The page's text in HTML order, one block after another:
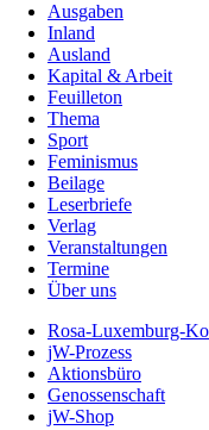
Ausgaben
Inland
Ausland
Kapital & Arbeit
Feuilleton
Thema
Sport
Feminismus
Beilage
Leserbriefe
Verlag
Veranstaltungen
Termine
Über uns
Rosa-Luxemburg-
jW-Prozess
Aktionsbüro
Genossenschaft
jW-Shop